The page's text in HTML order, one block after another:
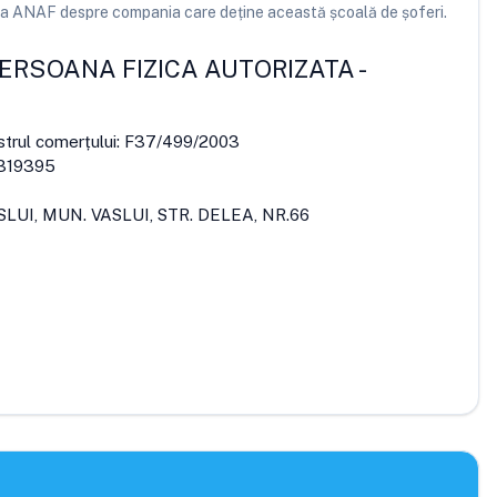
ANAF despre compania care deține această școală de șoferi.
FIZICA AUTORIZATA-
comerțului: F37/499/2003
MUN. VASLUI, STR. DELEA, NR.66